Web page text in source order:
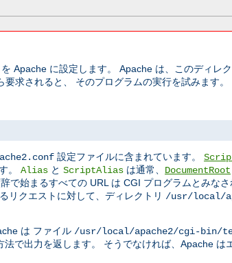
Apache に設定します。 Apache は、このディレ
求されると、 そのプログラムの実行を試みます。
設定ファイルに含まれています。
。 Alias と ScriptAlias は通常、 DocumentRoot
で始まるすべての URL は CGI プログラムとみな
リクエストに対して、ディレクトリ /usr/local/
は ファイル /usr/local/apache2/cgi-bin/
で出力を返します。 そうでなければ、Apache は